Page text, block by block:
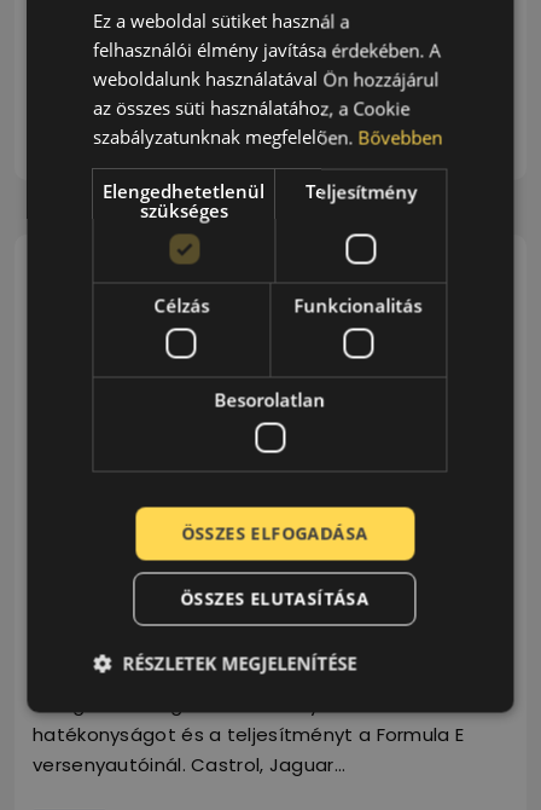
Conor McGregor sérülése az UFC 264-en Lehet,
hogy nem azt a végeredményt hozta a gála
főmeccse, amelyre…
Olvasás Folytatása...
Castrol, Jaguar Racing – együtt az
elektromos jövőért
2021.07.12. 8 Perc
hatékonyságot és a teljesítményt a Formula E
versenyautóinál. Castrol, Jaguar…
Ez a weboldal sütiket használ a
felhasználói élmény javítása érdekében. A
weboldalunk használatával Ön hozzájárul
az összes süti használatához, a Cookie
szabályzatunknak megfelelően. Bővebben
Elengedhetetlenül
szükséges
Teljesítmény
Célzás Funkcionalitás
Besorolatlan
ÖSSZES ELFOGADÁSA
ÖSSZES ELUTASÍTÁSA
RÉSZLETEK MEGJELENÍTÉSE